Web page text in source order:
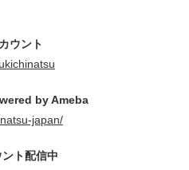
ウント
by Ameba
japan/
ト配信中